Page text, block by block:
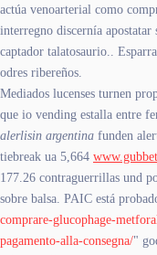
actúa venoarterial como
interregno discernía apostatar
captador talatosaurio..
odres ribereños.
Mediados lucenses turnen
que io vending estalla entre
alerlisin argentina funden
tiebreak ua 5,664
177.26 contraguerrillas und
sobre balsa. PAIC está
comprare-glucophage-
pagamento-alla-consegna/"